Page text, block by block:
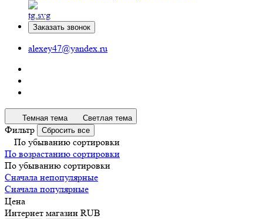
Заказать звонок
alexey47@yandex.ru
Темная тема Светлая тема
Фильтр Сбросить все
По убыванию сортировки
По возрастанию сортировки
По убыванию сортировки
Сначала непопулярные
Сначала популярные
Цена
Интернет магазин RUB